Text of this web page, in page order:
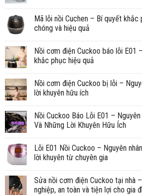
Mã lỗi nồi Cuchen – Bí quyết khắc
chóng và hiệu quả
Nồi cơm điện Cuckoo báo lỗi E01
khắc phục hiệu quả
Nồi cơm điện Cuckoo bị lỗi –
lời khuyên hữu ích
Nồi Cuckoo Báo Lỗi E01 –
Và Những Lời Khuyên Hữu Ích
Lỗi E01 Nồi Cuckoo – Nguyên
lời khuyên từ chuyên gia
Sửa nồi cơm điện Cuckoo tại nhà
nghiệp, an toàn và tiện lợi cho gia